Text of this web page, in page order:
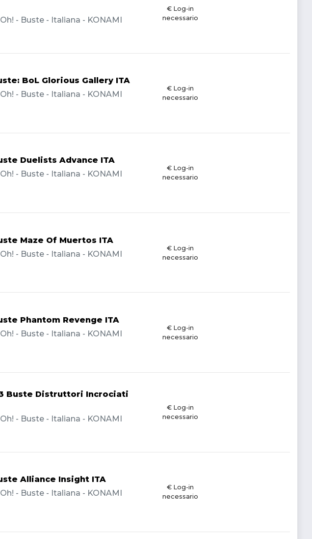
- Buste - Italiana - KONAMI
€ Log-in
necessario
BoL Glorious Gallery ITA
- Buste - Italiana - KONAMI
€ Log-in
necessario
Duelists Advance ITA
- Buste - Italiana - KONAMI
€ Log-in
necessario
Maze Of Muertos ITA
- Buste - Italiana - KONAMI
€ Log-in
necessario
Phantom Revenge ITA
- Buste - Italiana - KONAMI
€ Log-in
necessario
3 Buste Distruttori Incrociati
- Buste - Italiana - KONAMI
€ Log-in
necessario
Alliance Insight ITA
- Buste - Italiana - KONAMI
€ Log-in
necessario